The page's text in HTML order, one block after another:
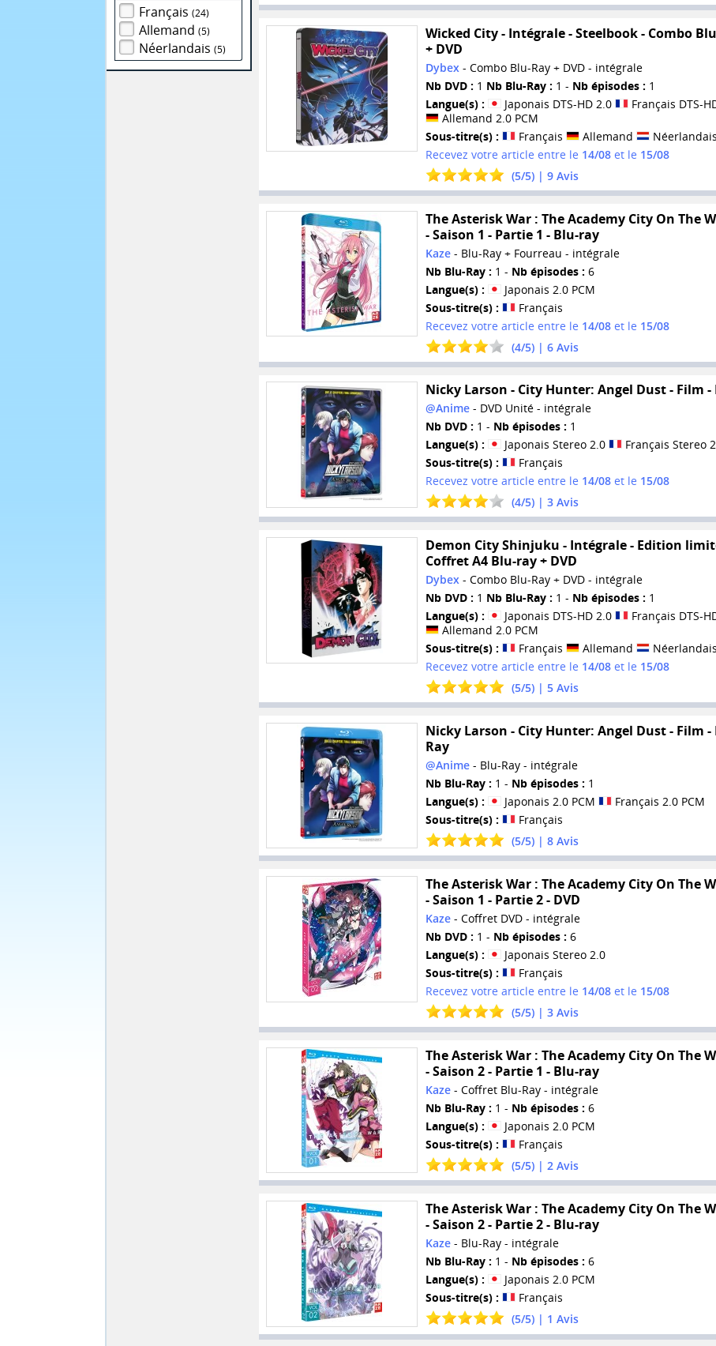
Français(24)
Allemand(5)
Néerlandais(5)
Wicked City - Intégrale - Steelbook - Combo
+ DVD
Dybex- Combo Blu-Ray + DVD - intégrale
Nb DVD : 1 Nb Blu-Ray : 1 - Nb épisodes : 1
Langue(s) :
Japonais DTS-HD 2.0
Français DTS-
Allemand 2.0 PCM
Sous-titre(s) :
Français Allemand
Néerlandais
Recevez votre article entre le 14/08et le 15/08
(5/5) | 9Avis
The Asterisk War : The Academy City On The
- Saison 1 - Partie 1 - Blu-ray
Kaze- Blu-Ray + Fourreau - intégrale
Nb Blu-Ray : 1 - Nb épisodes : 6
Langue(s) :
Japonais 2.0 PCM
Sous-titre(s) :
Français
Recevez votre article entre le 14/08et le 15/08
(4/5) | 6Avis
Nicky Larson - City Hunter: Angel Dust - Film -
@Anime- DVD Unité - intégrale
Nb DVD : 1 - Nb épisodes : 1
Langue(s) :
Japonais Stereo 2.0
Français Stereo
Sous-titre(s) :
Français
Recevez votre article entre le 14/08et le 15/08
(4/5) | 3Avis
Demon City Shinjuku - Intégrale - Edition
Coffret A4 Blu-ray + DVD
Dybex- Combo Blu-Ray + DVD - intégrale
Nb DVD : 1 Nb Blu-Ray : 1 - Nb épisodes : 1
Langue(s) :
Japonais DTS-HD 2.0
Français DTS-
Allemand 2.0 PCM
Sous-titre(s) :
Français Allemand
Néerlandais
Recevez votre article entre le 14/08et le 15/08
(5/5) | 5Avis
Nicky Larson - City Hunter: Angel Dust - Film -
Ray
@Anime- Blu-Ray - intégrale
Nb Blu-Ray : 1 - Nb épisodes : 1
Langue(s) :
Japonais 2.0 PCM
Français 2.0 PCM
Sous-titre(s) :
Français
(5/5) | 8Avis
The Asterisk War : The Academy City On The
- Saison 1 - Partie 2 - DVD
Kaze- Coffret DVD - intégrale
Nb DVD : 1 - Nb épisodes : 6
Langue(s) :
Japonais Stereo 2.0
Sous-titre(s) :
Français
Recevez votre article entre le 14/08et le 15/08
(5/5) | 3Avis
The Asterisk War : The Academy City On The
- Saison 2 - Partie 1 - Blu-ray
Kaze- Coffret Blu-Ray - intégrale
Nb Blu-Ray : 1 - Nb épisodes : 6
Langue(s) :
Japonais 2.0 PCM
Sous-titre(s) :
Français
(5/5) | 2Avis
The Asterisk War : The Academy City On The
- Saison 2 - Partie 2 - Blu-ray
Kaze- Blu-Ray - intégrale
Nb Blu-Ray : 1 - Nb épisodes : 6
Langue(s) :
Japonais 2.0 PCM
Sous-titre(s) :
Français
(5/5) | 1 Avis